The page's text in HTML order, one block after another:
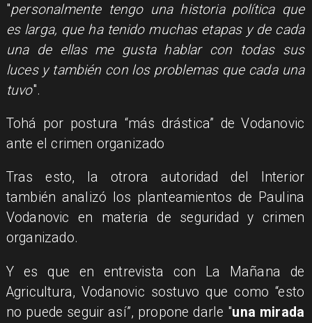
"personalmente tengo una historia política que
es larga, que ha tenido muchas etapas y de cada
una de ellas me gusta hablar con todas sus
luces y también con los problemas que cada una
tuvo".
Tohá por postura “más drástica” de Vodanovic
ante el crimen organizado
Tras esto, la otrora autoridad del Interior
también analizó los planteamientos de Paulina
Vodanovic en materia de seguridad y crimen
organizado.
Y es que en entrevista con La Mañana de
Agricultura, Vodanovic sostuvo que como “esto
no puede seguir así”, propone darle "una mirada